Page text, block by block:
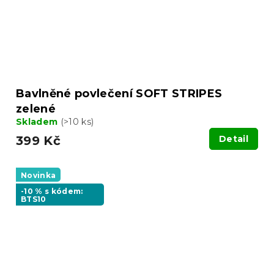
Bavlněné povlečení SOFT STRIPES
zelené
Skladem (>10 ks)
399 Kč Detail
Novinka
-10 % s kódem:
BTS10